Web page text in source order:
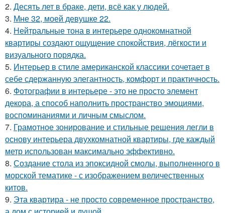
2. Десять лет в браке, дети, всё как у людей.
3. Мне 32, моей девушке 22.
4. Нейтральные тона в интерьере однокомнатной
квартиры создают ощущение спокойствия, лёгкости и
визуального порядка.
5. Интерьер в стиле американской классики сочетает в
себе сдержанную элегантность, комфорт и практичность.
6. Фотографии в интерьере - это не просто элемент
декора, а способ наполнить пространство эмоциями,
воспоминаниями и личным смыслом.
7. Грамотное зонирование и стильные решения легли в
основу интерьера двухкомнатной квартиры, где каждый
метр использован максимально эффективно.
8. Создание стола из эпоксидной смолы, выполненного в
морской тематике - с изображением величественных
китов.
9. Эта квартира - не просто современное пространство,